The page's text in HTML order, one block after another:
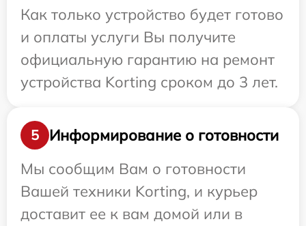
Как только устройство будет готово
и оплаты услуги Вы получите
официальную гарантию на ремонт
устройства Korting сроком до 3 лет.
5
Информирование о готовности
Мы сообщим Вам о готовности
Вашей техники Korting, и курьер
доставит ее к вам домой или в